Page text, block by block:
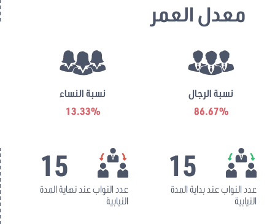
معدل العمر
نسبة الرجال
86.67%
نسبة النساء
13.33%
15
عدد النواب عند بداية المدة
النيابية
15
عدد النواب عند نهاية المدة
النيابية